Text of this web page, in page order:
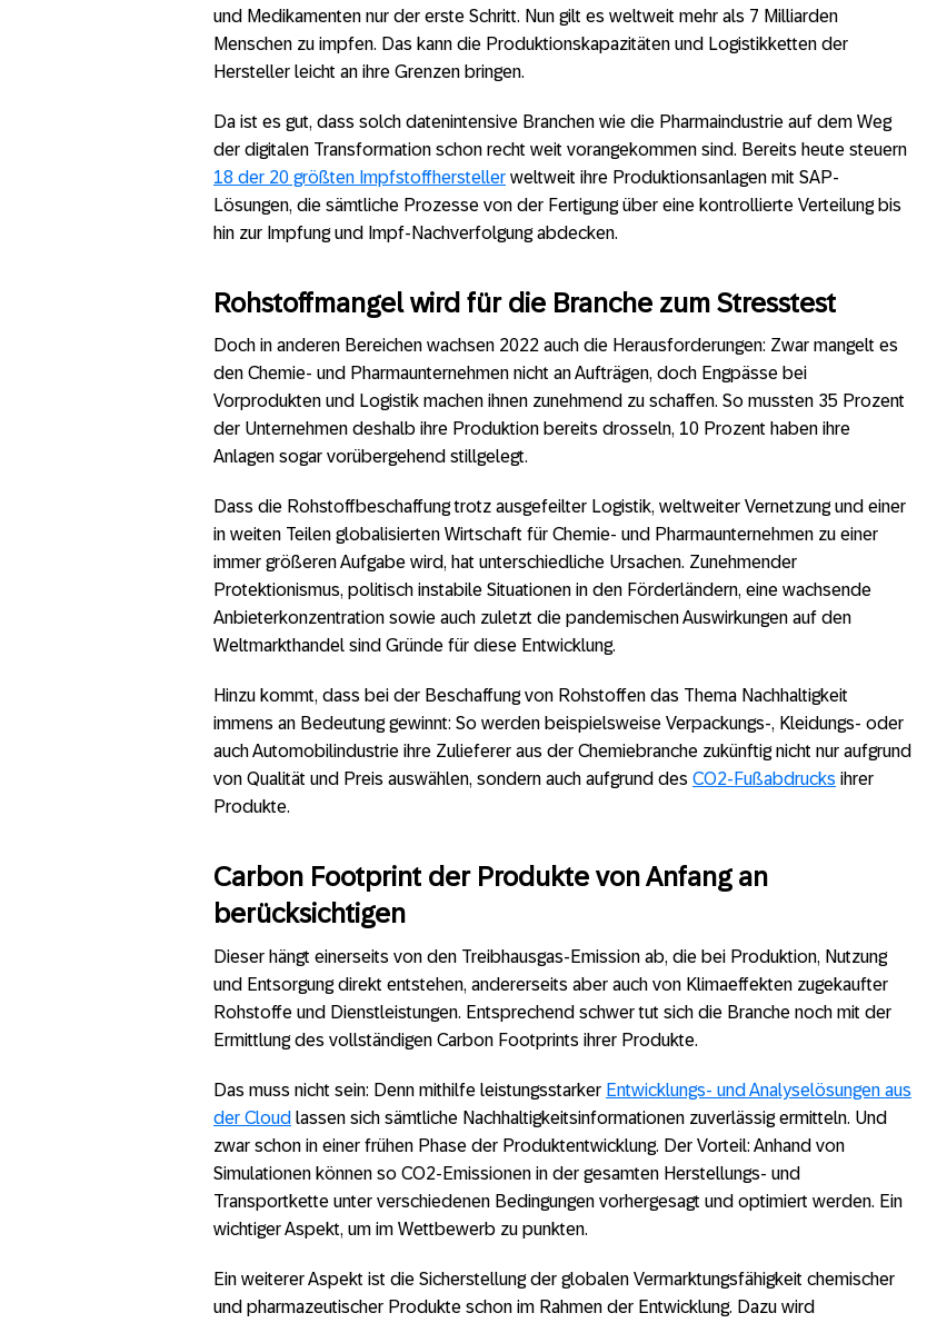
und Medikamenten nur der erste Schritt. Nun gilt es weltweit mehr als 7 Milliarden
Menschen zu impfen. Das kann die Produktionskapazitäten und Logistikketten der
Hersteller leicht an ihre Grenzen bringen.
Da ist es gut, dass solch datenintensive Branchen wie die Pharmaindustrie auf dem Weg
der digitalen Transformation schon recht weit vorangekommen sind. Bereits heute steuern
18 der 20 größten Impfstoffhersteller weltweit ihre Produktionsanlagen mit SAP-
Lösungen, die sämtliche Prozesse von der Fertigung über eine kontrollierte Verteilung bis
hin zur Impfung und Impf-Nachverfolgung abdecken.
Rohstoffmangel wird für die Branche zum Stresstest
Doch in anderen Bereichen wachsen 2022 auch die Herausforderungen: Zwar mangelt es
den Chemie- und Pharmaunternehmen nicht an Aufträgen, doch Engpässe bei
Vorprodukten und Logistik machen ihnen zunehmend zu schaffen. So mussten 35 Prozent
der Unternehmen deshalb ihre Produktion bereits drosseln, 10 Prozent haben ihre
Anlagen sogar vorübergehend stillgelegt.
Dass die Rohstoffbeschaffung trotz ausgefeilter Logistik, weltweiter Vernetzung und einer
in weiten Teilen globalisierten Wirtschaft für Chemie- und Pharmaunternehmen zu einer
immer größeren Aufgabe wird, hat unterschiedliche Ursachen. Zunehmender
Protektionismus, politisch instabile Situationen in den Förderländern, eine wachsende
Anbieterkonzentration sowie auch zuletzt die pandemischen Auswirkungen auf den
Weltmarkthandel sind Gründe für diese Entwicklung.
Hinzu kommt, dass bei der Beschaffung von Rohstoffen das Thema Nachhaltigkeit
immens an Bedeutung gewinnt: So werden beispielsweise Verpackungs-, Kleidungs- oder
auch Automobilindustrie ihre Zulieferer aus der Chemiebranche zukünftig nicht nur aufgrund
von Qualität und Preis auswählen, sondern auch aufgrund des CO2-Fußabdrucks ihrer
Produkte.
Carbon Footprint der Produkte von Anfang an
berücksichtigen
Dieser hängt einerseits von den Treibhausgas-Emission ab, die bei Produktion, Nutzung
und Entsorgung direkt entstehen, andererseits aber auch von Klimaeffekten zugekaufter
Rohstoffe und Dienstleistungen. Entsprechend schwer tut sich die Branche noch mit der
Ermittlung des vollständigen Carbon Footprints ihrer Produkte.
Das muss nicht sein: Denn mithilfe leistungsstarker Entwicklungs- und Analyselösungen aus
der Cloud lassen sich sämtliche Nachhaltigkeitsinformationen zuverlässig ermitteln. Und
zwar schon in einer frühen Phase der Produktentwicklung. Der Vorteil: Anhand von
Simulationen können so CO2-Emissionen in der gesamten Herstellungs- und
Transportkette unter verschiedenen Bedingungen vorhergesagt und optimiert werden. Ein
wichtiger Aspekt, um im Wettbewerb zu punkten.
Ein weiterer Aspekt ist die Sicherstellung der globalen Vermarktungsfähigkeit chemischer
und pharmazeutischer Produkte schon im Rahmen der Entwicklung. Dazu wird